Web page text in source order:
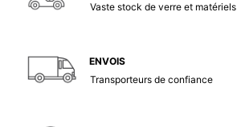
Vaste stock de verre et matériels
ENVOIS
Transporteurs de confiance